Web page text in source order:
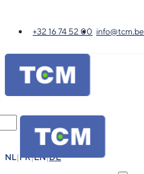
+32 16 74 52 00 info@tcm.be
NL|FR|EN|DE